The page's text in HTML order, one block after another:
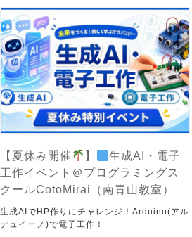
【夏休み開催 】
生成AI・電子
工作イベント＠プログラミングス
クールCotoMirai（南青山教室）
生成AIでHP作りにチャレンジ！Arduino(アル
デュイーノ)で電子工作！